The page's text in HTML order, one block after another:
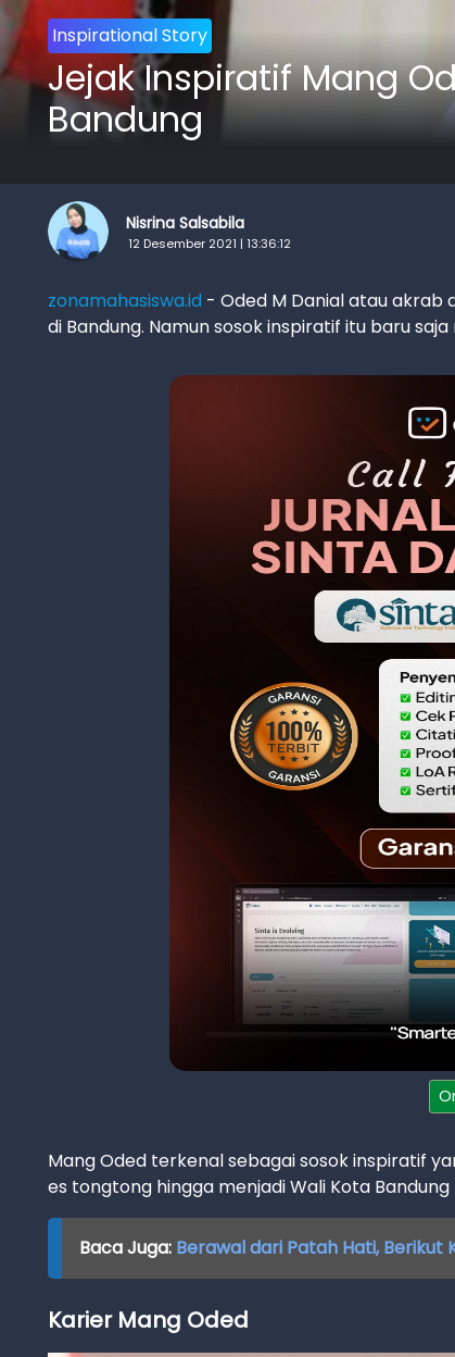
Inspirational Story
Jejak Inspiratif Mang
Bandung
Nisrina Salsabila
12 Desember 2021 | 13:36:12
zonamahasiswa.id - Oded M Danial atau akrab
di Bandung. Namun sosok inspiratif itu baru
Mang Oded terkenal sebagai sosok inspiratif
es tongtong hingga menjadi Wali Kota
Baca Juga: Berawal dari Patah Hati, Berikut
Karier Mang Oded